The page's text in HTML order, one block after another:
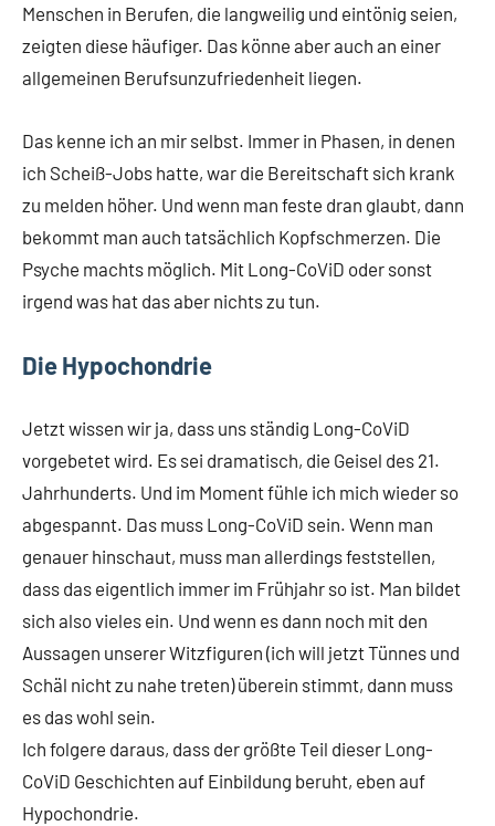
Menschen in Berufen, die langweilig und eintönig seien,
zeigten diese häufiger. Das könne aber auch an einer
allgemeinen Berufsunzufriedenheit liegen.
Das kenne ich an mir selbst. Immer in Phasen, in denen
ich Scheiß-Jobs hatte, war die Bereitschaft sich krank
zu melden höher. Und wenn man feste dran glaubt, dann
bekommt man auch tatsächlich Kopfschmerzen. Die
Psyche machts möglich. Mit Long-CoViD oder sonst
irgend was hat das aber nichts zu tun.
Die Hypochondrie
Jetzt wissen wir ja, dass uns ständig Long-CoViD
vorgebetet wird. Es sei dramatisch, die Geisel des 21.
Jahrhunderts. Und im Moment fühle ich mich wieder so
abgespannt. Das muss Long-CoViD sein. Wenn man
genauer hinschaut, muss man allerdings feststellen,
dass das eigentlich immer im Frühjahr so ist. Man bildet
sich also vieles ein. Und wenn es dann noch mit den
Aussagen unserer Witzfiguren (ich will jetzt Tünnes und
Schäl nicht zu nahe treten) überein stimmt, dann muss
es das wohl sein.
Ich folgere daraus, dass der größte Teil dieser Long-
CoViD Geschichten auf Einbildung beruht, eben auf
Hypochondrie.